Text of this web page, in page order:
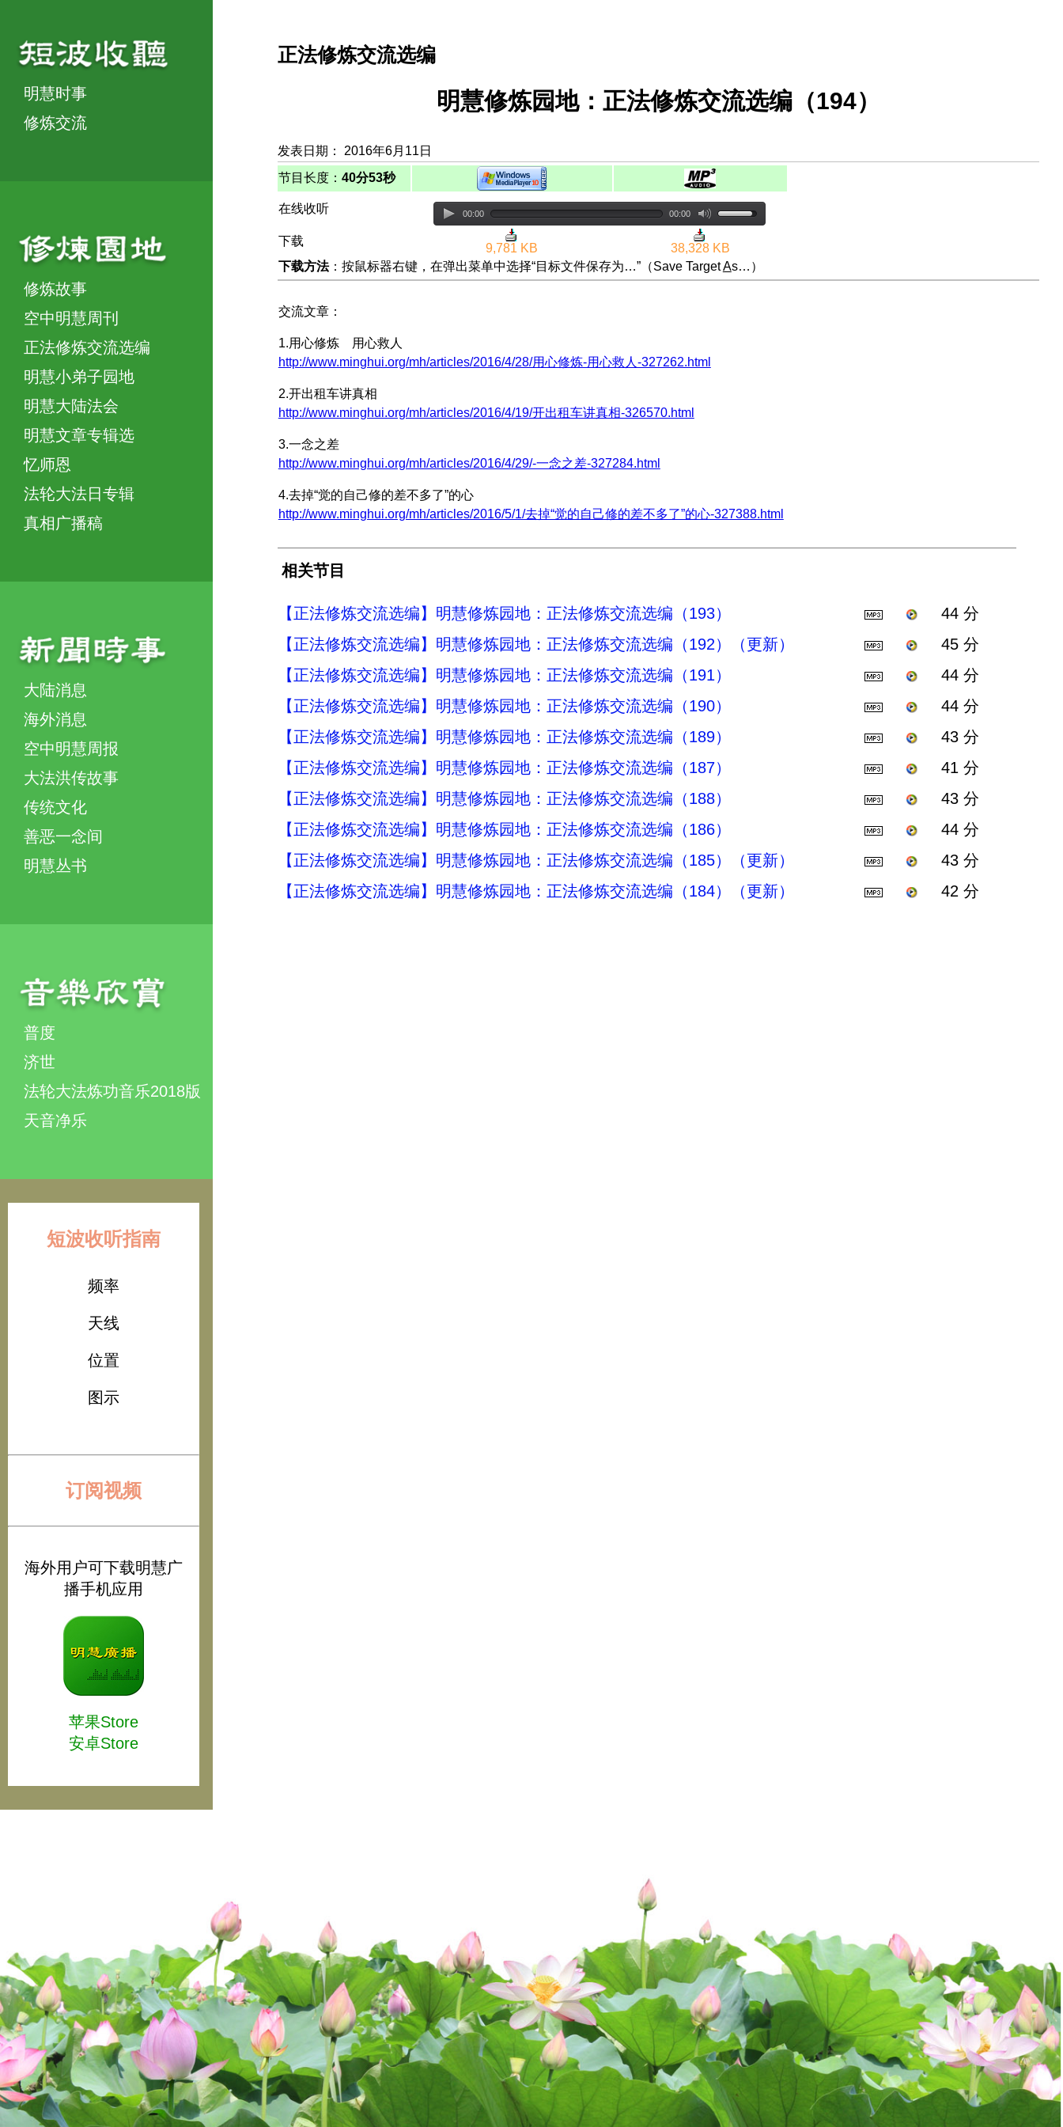
明慧时事
修炼交流
修炼故事
空中明慧周刊
正法修炼交流选编
明慧小弟子园地
明慧大陆法会
明慧文章专辑选
忆师恩
法轮大法日专辑
真相广播稿
大陆消息
海外消息
空中明慧周报
大法洪传故事
传统文化
善恶一念间
明慧丛书
普度
济世
法轮大法炼功音乐2018版
天音净乐
短波收听指南
频率
天线
位置
图示
订阅视频
海外用户可下载明慧广
播手机应用
苹果Store
安卓Store
正法修炼交流选编
明慧修炼园地：正法修炼交流选编（194）
发表日期： 2016年6月11日
节目长度： 40分53秒
在线收听 00:00 00:00
下载
9,781 KB
38,328 KB
下载方法：按鼠标器右键，在弹出菜单中选择“目标文件保存为…”（Save TargetAs…）
交流文章：
1.用心修炼 用心救人
http://www.minghui.org/mh/articles/2016/4/28/用心修炼-用心救人-327262.html
2.开出租车讲真相
http://www.minghui.org/mh/articles/2016/4/19/开出租车讲真相-326570.html
3.一念之差
http://www.minghui.org/mh/articles/2016/4/29/-一念之差-327284.html
4.去掉“觉的自己修的差不多了”的心
http://www.minghui.org/mh/articles/2016/5/1/去掉“觉的自己修的差不多了”的心-327388.html
相关节目
【正法修炼交流选编】明慧修炼园地：正法修炼交流选编（193）
44 分
【正法修炼交流选编】明慧修炼园地：正法修炼交流选编（192）（更新）
45 分
【正法修炼交流选编】明慧修炼园地：正法修炼交流选编（191）
44 分
【正法修炼交流选编】明慧修炼园地：正法修炼交流选编（190）
44 分
【正法修炼交流选编】明慧修炼园地：正法修炼交流选编（189）
43 分
【正法修炼交流选编】明慧修炼园地：正法修炼交流选编（187）
41 分
【正法修炼交流选编】明慧修炼园地：正法修炼交流选编（188）
43 分
【正法修炼交流选编】明慧修炼园地：正法修炼交流选编（186）
44 分
【正法修炼交流选编】明慧修炼园地：正法修炼交流选编（185）（更新）
43 分
【正法修炼交流选编】明慧修炼园地：正法修炼交流选编（184）（更新）
42 分